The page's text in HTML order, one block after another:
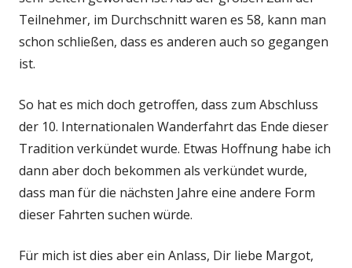
Teilnehmer, im Durchschnitt waren es 58, kann man
schon schließen, dass es anderen auch so gegangen
ist.
So hat es mich doch getroffen, dass zum Abschluss
der 10. Internationalen Wanderfahrt das Ende dieser
Tradition verkündet wurde. Etwas Hoffnung habe ich
dann aber doch bekommen als verkündet wurde,
dass man für die nächsten Jahre eine andere Form
dieser Fahrten suchen würde.
Für mich ist dies aber ein Anlass, Dir liebe Margot,